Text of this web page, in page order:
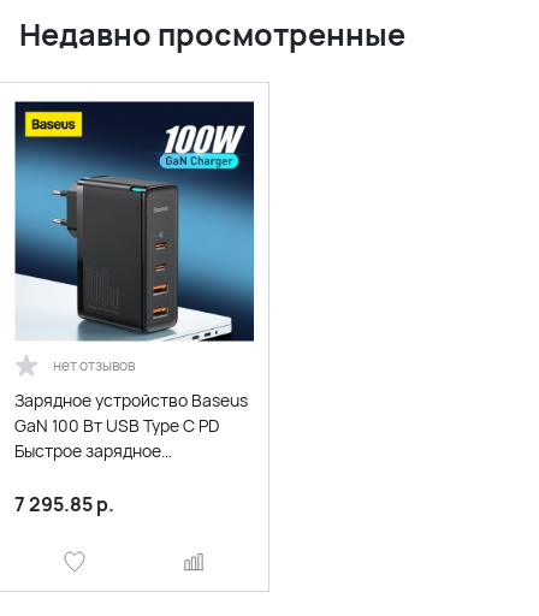
Недавно просмотренные
нет отзывов
Зарядное устройство Baseus
GaN 100 Вт USB Type C PD
Быстрое зарядное
зарядкой 4,0 3,0 USB
телефона для ноутбука
MacBook Смартфон
7 295.85р.